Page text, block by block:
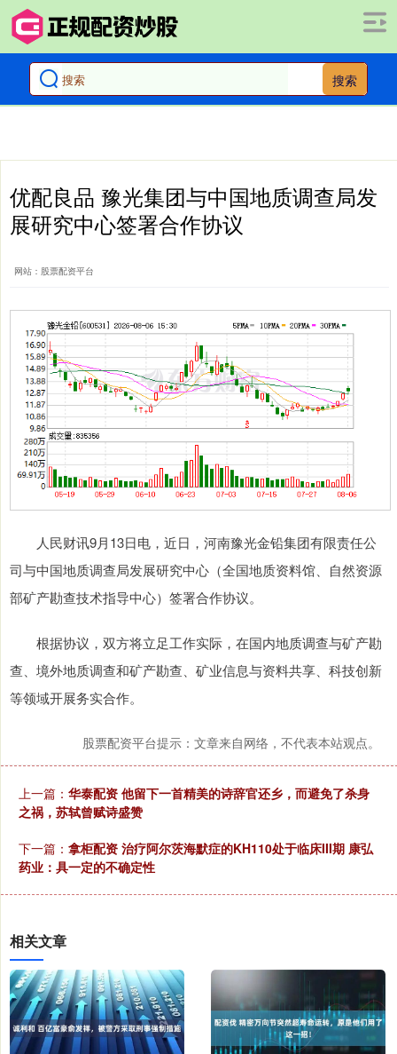
搜索
优配良品 豫光集团与中国地质调查局发
展研究中心签署合作协议
网站：股票配资平台
人民财讯9月13日电，近日，河南豫光金铅集团有限责任公
司与中国地质调查局发展研究中心（全国地质资料馆、自然资源
部矿产勘查技术指导中心）签署合作协议。
根据协议，双方将立足工作实际，在国内地质调查与矿产勘
查、境外地质调查和矿产勘查、矿业信息与资料共享、科技创新
等领域开展务实合作。
股票配资平台提示：文章来自网络，不代表本站观点。
上一篇： 华泰配资 他留下一首精美的诗辞官还乡，而避免了杀身
之祸，苏轼曾赋诗盛赞
下一篇： 拿柜配资 治疗阿尔茨海默症的KH110处于临床III期 康弘
药业：具一定的不确定性
相关文章